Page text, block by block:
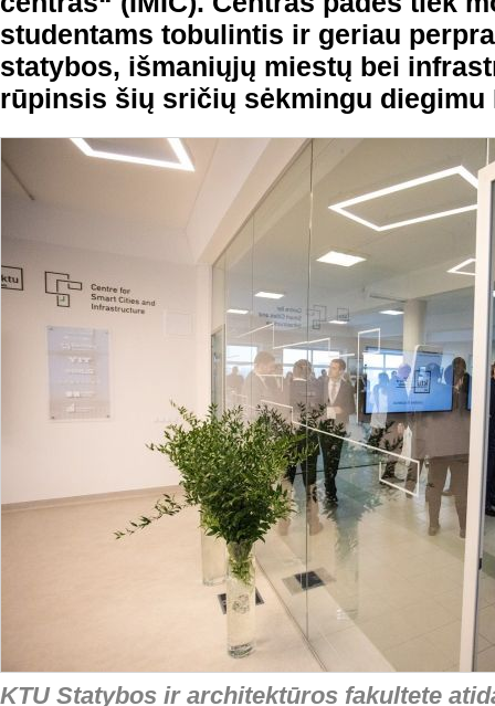
studentams tobulintis ir geriau
statybos, išmaniųjų miestų bei
rūpinsis šių sričių sėkmingu
KTU Statybos ir architektūros fakultete